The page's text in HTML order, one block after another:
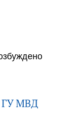
ГУ МВД